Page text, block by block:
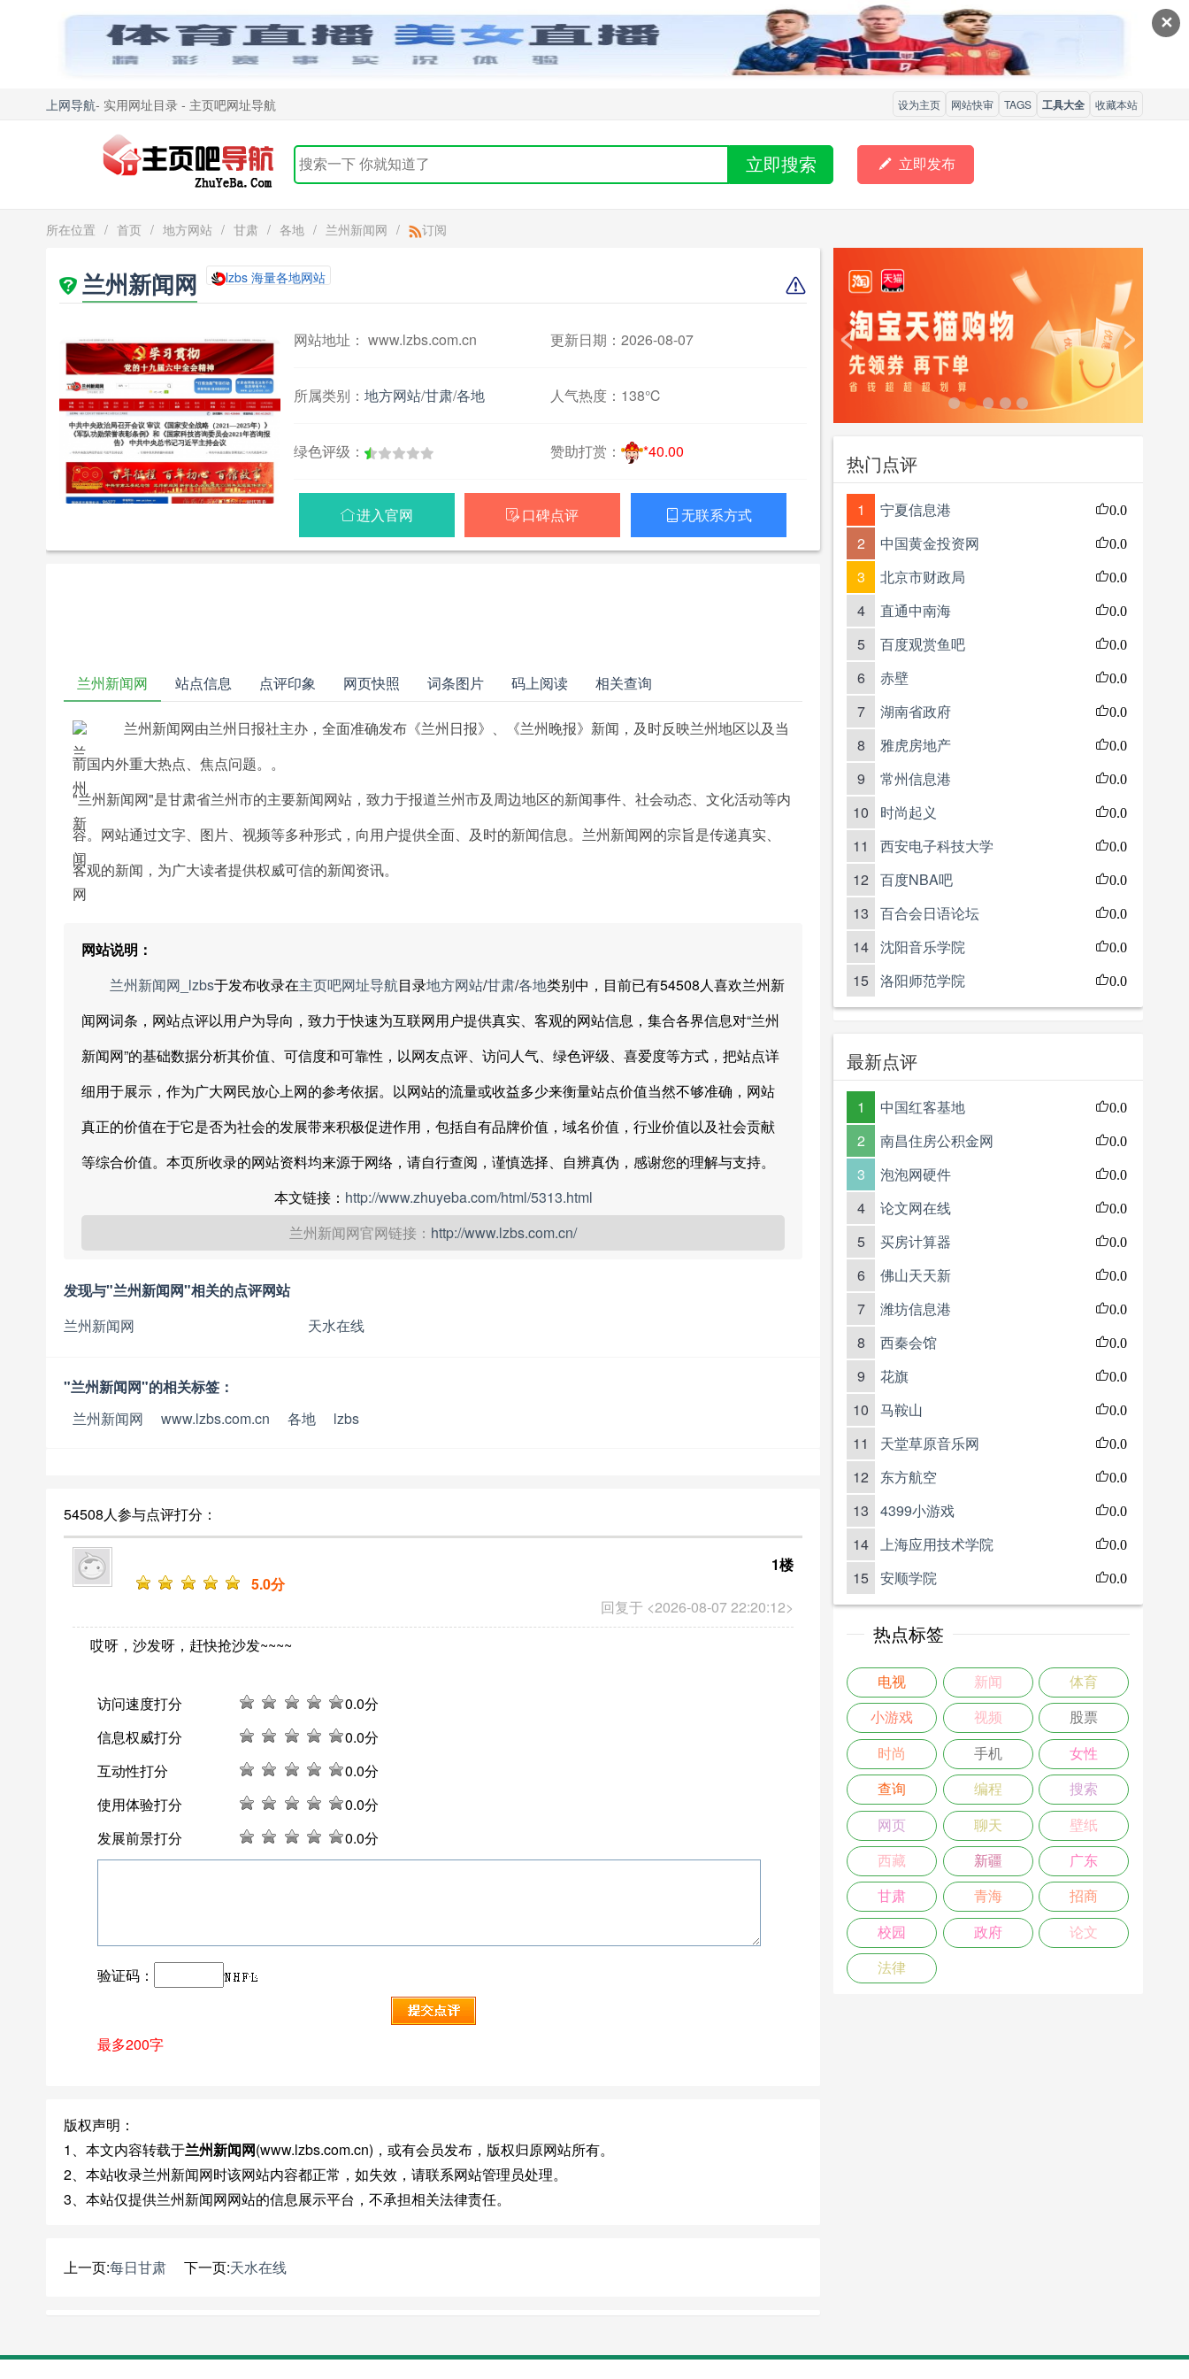
✕
上网导航- 实用网址目录 - 主页吧网址导航 设为主页 网站快审 TAGS 工具大全 收藏本站
立即搜索  立即发布
所在位置 / 首页 / 地方网站 / 甘肃 / 各地 / 兰州新闻网 / 订阅
兰州新闻网 lzbs 海量各地网站
网站地址： www.lzbs.com.cn 更新日期：2026-08-07
所属类别： 地方网站/甘肃/各地 人气热度： 138℃
绿色评级： 赞助打赏： *40.00
进入官网  口碑点评  无联系方式
兰州新闻网 站点信息 点评印象 网页快照 词条图片 码上阅读 相关查询
兰州新闻网由兰州日报社主办，全面准确发布《兰州日报》、《兰州晚报》新闻，及时反映兰州地区以及当
前国内外重大热点、焦点问题。。
"兰州新闻网"是甘肃省兰州市的主要新闻网站，致力于报道兰州市及周边地区的新闻事件、社会动态、文化活动等内
容。网站通过文字、图片、视频等多种形式，向用户提供全面、及时的新闻信息。兰州新闻网的宗旨是传递真实、
客观的新闻，为广大读者提供权威可信的新闻资讯。
网站说明：
兰州新闻网_lzbs于发布收录在主页吧网址导航目录地方网站/甘肃/各地类别中，目前已有54508人喜欢兰州新
闻网词条，网站点评以用户为导向，致力于快速为互联网用户提供真实、客观的网站信息，集合各界信息对“兰州
新闻网”的基础数据分析其价值、可信度和可靠性，以网友点评、访问人气、绿色评级、喜爱度等方式，把站点详
细用于展示，作为广大网民放心上网的参考依据。以网站的流量或收益多少来衡量站点价值当然不够准确，网站
真正的价值在于它是否为社会的发展带来积极促进作用，包括自有品牌价值，域名价值，行业价值以及社会贡献
等综合价值。本页所收录的网站资料均来源于网络，请自行查阅，谨慎选择、自辨真伪，感谢您的理解与支持。
本文链接： http://www.zhuyeba.com/html/5313.html
兰州新闻网官网链接： http://www.lzbs.com.cn/
发现与"兰州新闻网"相关的点评网站
兰州新闻网
天水在线
"兰州新闻网"的相关标签：
兰州新闻网
www.lzbs.com.cn 各地 lzbs
54508人参与点评打分：
回复于 <2026-08-07 22:20:12>
1楼
5.0分
哎呀，沙发呀，赶快抢沙发~~~~
访问速度打分 0.0分
信息权威打分
0.0分
互动性打分
0.0分
使用体验打分
0.0分
发展前景打分
0.0分
验证码：
最多200字
版权声明：
1、本文内容转载于兰州新闻网(www.lzbs.com.cn)，或有会员发布，版权归原网站所有。
2、本站收录兰州新闻网时该网站内容都正常，如失效，请联系网站管理员处理。
3、本站仅提供兰州新闻网网站的信息展示平台，不承担相关法律责任。
上一页:每日甘肃 下一页:天水在线
< >
热门点评
1 宁夏信息港 0.0
2 中国黄金投资网 0.0
3 北京市财政局 0.0
4 直通中南海 0.0
5 百度观赏鱼吧 0.0
6 赤壁 0.0
7 湖南省政府 0.0
8 雅虎房地产 0.0
9 常州信息港 0.0
10 时尚起义 0.0
11 西安电子科技大学 0.0
12 百度NBA吧 0.0
13 百合会日语论坛 0.0
14 沈阳音乐学院 0.0
15 洛阳师范学院 0.0
最新点评
1 中国红客基地 0.0
2 南昌住房公积金网 0.0
3 泡泡网硬件 0.0
4 论文网在线 0.0
5 买房计算器 0.0
6 佛山天天新 0.0
7 潍坊信息港 0.0
8 西秦会馆 0.0
9 花旗 0.0
10 马鞍山 0.0
11 天堂草原音乐网 0.0
12 东方航空 0.0
13 4399小游戏 0.0
14 上海应用技术学院 0.0
15 安顺学院 0.0
热点标签
电视 新闻 体育
小游戏 视频 股票
时尚 手机 女性
查询 编程 搜索
网页 聊天 壁纸
西藏 新疆 广东
甘肃 青海 招商
校园 政府 论文
法律